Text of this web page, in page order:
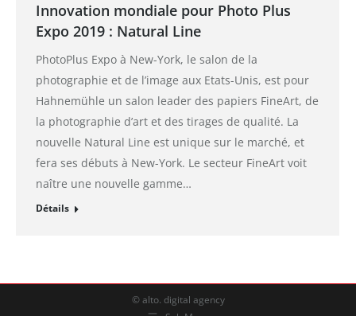
Innovation mondiale pour Photo Plus
Expo 2019 : Natural Line
PhotoPlus Expo à New-York, le salon de la
photographie et de l’image aux Etats-Unis, est pour
Hahnemühle un salon leader des papiers FineArt, de
la photographie d’art et des tirages de qualité. La
nouvelle Natural Line est unique sur le marché, et
fera ses débuts à New-York. Le secteur FineArt voit
naître une nouvelle gamme…
Détails
© alto. digital agency